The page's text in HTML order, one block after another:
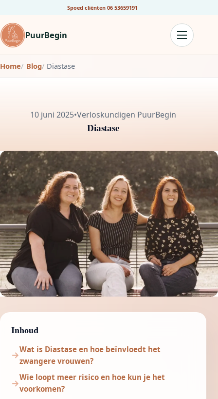
Spoed cliënten 06 53659191
PuurBegin
Home Blog Diastase
10 juni 2025•Verloskundigen PuurBegin
Diastase
Inhoud
Wat is Diastase en hoe beïnvloedt het
zwangere vrouwen?
Wie loopt meer risico en hoe kun je het
voorkomen?